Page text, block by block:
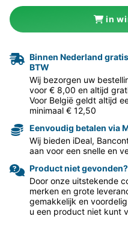
in
Binnen Nederland
BTW
Wij bezorgen uw
voor € 8,00 en altijd
Voor België geldt altijd
minimaal € 12,50
Eenvoudig betalen via
Wij bieden iDeal,
aan voor een snelle en
Product niet
Door onze uitstekende
merken en grote
gemakkelijk en
u een product niet kunt